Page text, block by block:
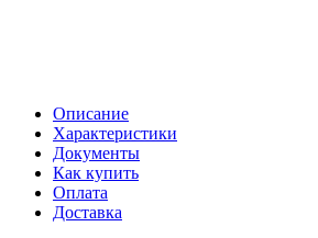
Описание
Характеристики
Документы
Как купить
Оплата
Доставка